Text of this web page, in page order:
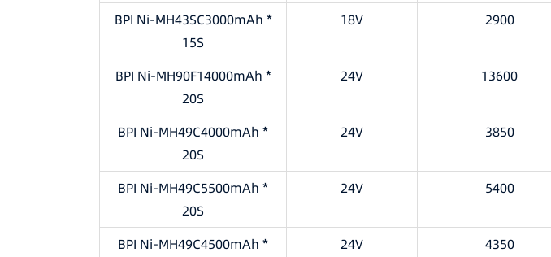
BPI Ni-MH43SC3000mAh *
15S
18V 2900
BPI Ni-MH90F14000mAh *
20S
24V 13600
BPI Ni-MH49C4000mAh *
20S
24V 3850
BPI Ni-MH49C5500mAh *
20S
24V 5400
BPI Ni-MH49C4500mAh *
24V 4350